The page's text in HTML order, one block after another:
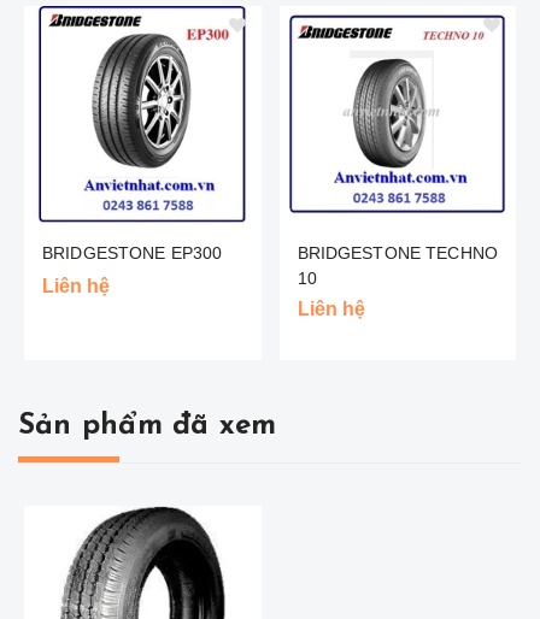
BRIDGESTONE EP300
Liên hệ
BRIDGESTONE TECHNO
10
Liên hệ
Sản phẩm đã xem